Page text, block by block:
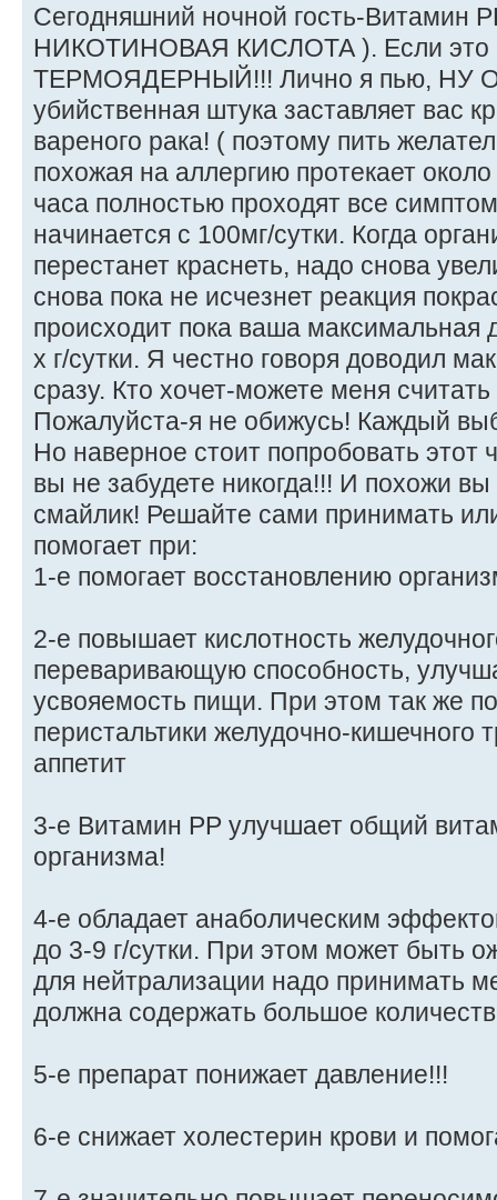
Сегодняшний ночной гость-Витамин
НИКОТИНОВАЯ КИСЛОТА ). Если это
ТЕРМОЯДЕРНЫЙ!!! Лично я пью, НУ
убийственная штука заставляет вас
вареного рака! ( поэтому пить
похожая на аллергию протекает
часа полностью проходят все
начинается с 100мг/сутки. Когда
перестанет краснеть, надо снова
снова пока не исчезнет реакция
происходит пока ваша максимальная
х г/сутки. Я честно говоря доводил
сразу. Кто хочет-можете меня
Пожалуйста-я не обижусь! Каждый
Но наверное стоит попробовать
вы не забудете никогда!!! И похожи
смайлик! Решайте сами принимать
помогает при:
1-е помогает восстановлению
2-е повышает кислотность
переваривающую способность,
усвояемость пищи. При этом так же
перистальтики желудочно-кишечного
аппетит
3-е Витамин РР улучшает общий
организма!
4-е обладает анаболическим
до 3-9 г/сутки. При этом может быть
для нейтрализации надо принимать
должна содержать большое
5-е препарат понижает давление!!!
6-е снижает холестерин крови и